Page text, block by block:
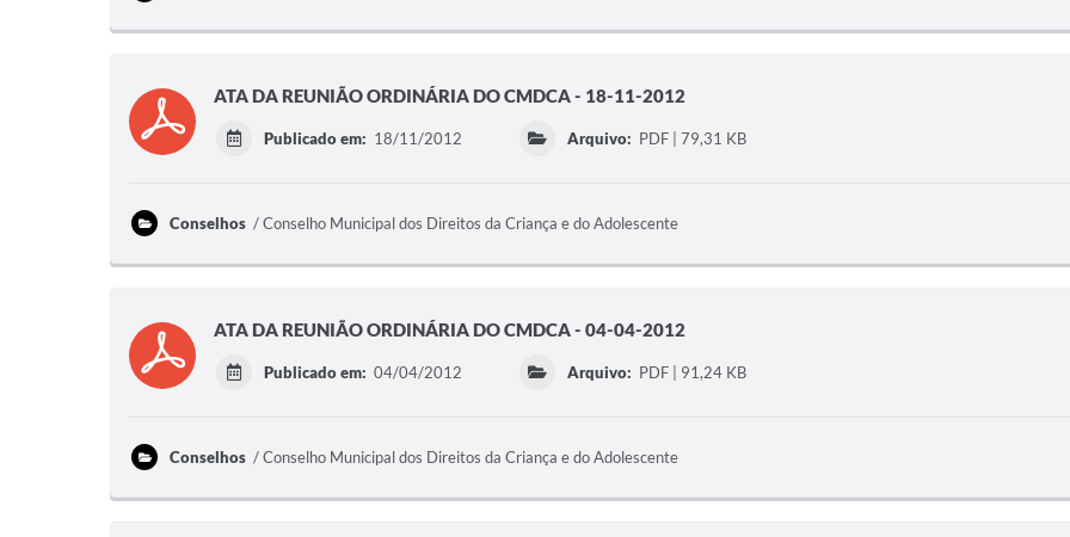
ATA DA REUNIÃO ORDINÁRIA DO CMDCA - 18-11-2012
Publicado em: 18/11/2012 Arquivo: PDF | 79,31 KB
Conselhos Conselho Municipal dos Direitos da Criança e do Adolescente
ATA DA REUNIÃO ORDINÁRIA DO CMDCA - 04-04-2012
Publicado em: 04/04/2012 Arquivo: PDF | 91,24 KB
Conselhos Conselho Municipal dos Direitos da Criança e do Adolescente